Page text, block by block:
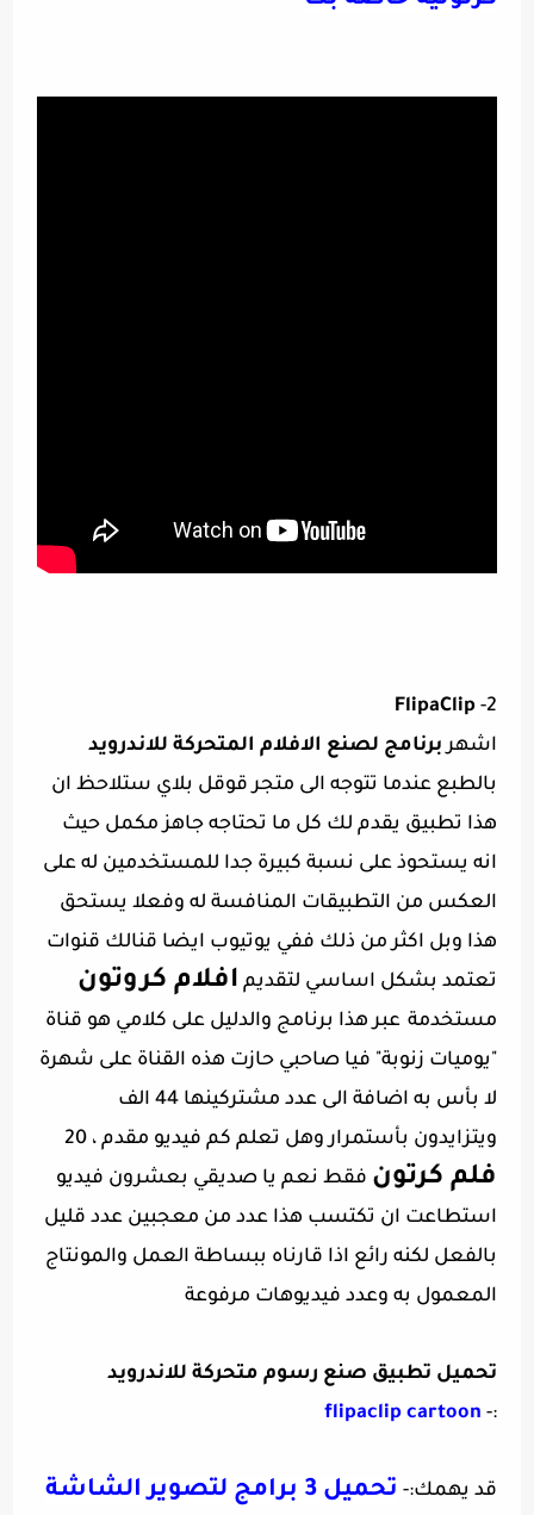
2-
FlipaClip
اشهربرنامج لصنع الافلام المتحركة للاندرويد
بالطبع عندما تتوجه الى متجر قوقل بلاي ستلاحظ ان
هذا تطبيق يقدم لك كل ما تحتاجه جاهز مكمل حيث
انه يستحوذ على نسبة كبيرة جدا للمستخدمين له على
العكس من التطبيقات المنافسة له وفعلا يستحق
هذا وبل اكثر من ذلك ففي يوتيوب ايضا قنالك قنوات
تعتمد بشكل اساسي لتقديم افلام كروتون
مستخدمة عبر هذا برنامج والدليل على كلامي هو قناة
"يوميات زنوبة" فيا صاحبي حازت هذه القناة على شهرة
لا بأس به اضافة الى عدد مشتركينها 44 الف
ويتزايدون بأستمرار وهل تعلم كم فيديو مقدم ، 20
فلم كرتون فقط نعم يا صديقي بعشرون فيديو
استطاعت ان تكتسب هذا عدد من معجبين عدد قليل
بالفعل لكنه رائع اذا قارناه ببساطة العمل والمونتاج
المعمول به وعدد فيديوهات مرفوعة
تحميل تطبيق صنع رسوم متحركة للاندرويد
:-
flipaclip cartoon
قد يهمك:-
تحميل 3 برامج لتصوير الشاشة